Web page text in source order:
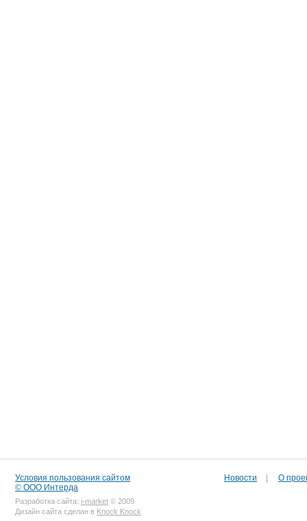
Условия пользования сайтом
© ООО Интерда
Разработка сайта: i-market © 2009
Дизайн сайта сделан в Knock Knock
Новости О